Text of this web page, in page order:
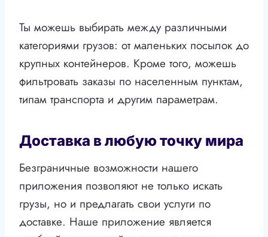
Ты можешь выбирать между различными
категориями грузов: от маленьких посылок до
крупных контейнеров. Кроме того, можешь
фильтровать заказы по населенным пунктам,
типам транспорта и другим параметрам.
Доставка в любую точку мира
Безграничные возможности нашего
приложения позволяют не только искать
грузы, но и предлагать свои услуги по
доставке. Наше приложение является